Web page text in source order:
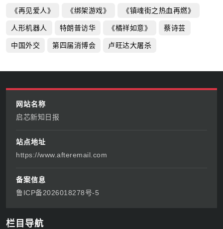
《再见爱人》 《绑架游戏》 《镇魂街之热血再燃》
人形机器人 特朗普访华 《橘祥如意》 蔡诗芸
中国外交 第四届消博会 卢旺达大屠杀
网站名称
启芯新知日报
站点地址
https://www.afteremail.com
备案信息
鲁ICP备2026018278号-5
栏目导航